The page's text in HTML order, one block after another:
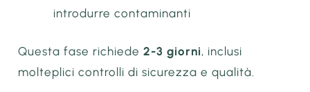
introdurre contaminanti
Questa fase richiede2-3 giorni, inclusi
molteplici controlli di sicurezza e qualità.